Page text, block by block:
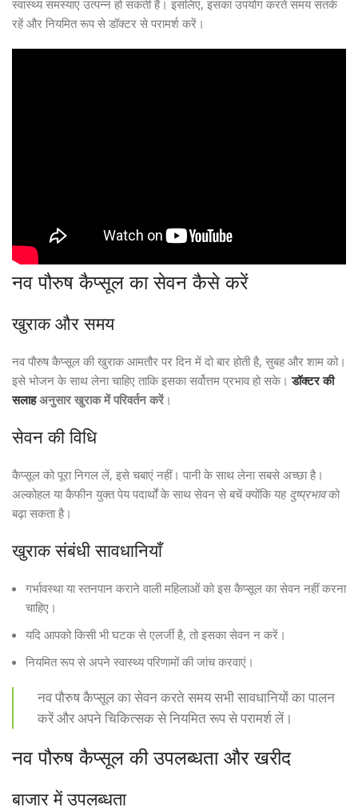
स्वास्थ्य समस्याएं उत्पन्न हो सकती हैं। इसलिए, इसका उपयोग करते समय सतर्क
रहें और नियमित रूप से डॉक्टर से परामर्श करें।
नव पौरुष कैप्सूल का सेवन कैसे करें
खुराक और समय
नव पौरुष कैप्सूल की खुराक आमतौर पर दिन में दो बार होती है, सुबह और शाम को।
इसे भोजन के साथ लेना चाहिए ताकि इसका सर्वोत्तम प्रभाव हो सके।डॉक्टर की
सलाहअनुसार खुराक में परिवर्तन करें।
सेवन की विधि
कैप्सूल को पूरा निगल लें, इसे चबाएं नहीं। पानी के साथ लेना सबसे अच्छा है।
अल्कोहल या कैफीन युक्त पेय पदार्थों के साथ सेवन से बचें क्योंकि यह दुष्प्रभावको
बढ़ा सकता है।
खुराक संबंधी सावधानियाँ
गर्भावस्था या स्तनपान कराने वाली महिलाओं को इस कैप्सूल का सेवन नहीं करना
चाहिए।
यदि आपको किसी भी घटक से एलर्जी है, तो इसका सेवन न करें।
नियमित रूप से अपने स्वास्थ्य परिणामों की जांच करवाएं।
नव पौरुष कैप्सूल का सेवन करते समय सभी सावधानियों का पालन
करें और अपने चिकित्सक से नियमित रूप से परामर्श लें।
नव पौरुष कैप्सूल की उपलब्धता और खरीद
बाजार में उपलब्धता